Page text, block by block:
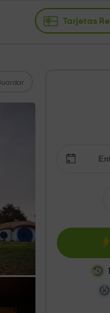
Tarjetas